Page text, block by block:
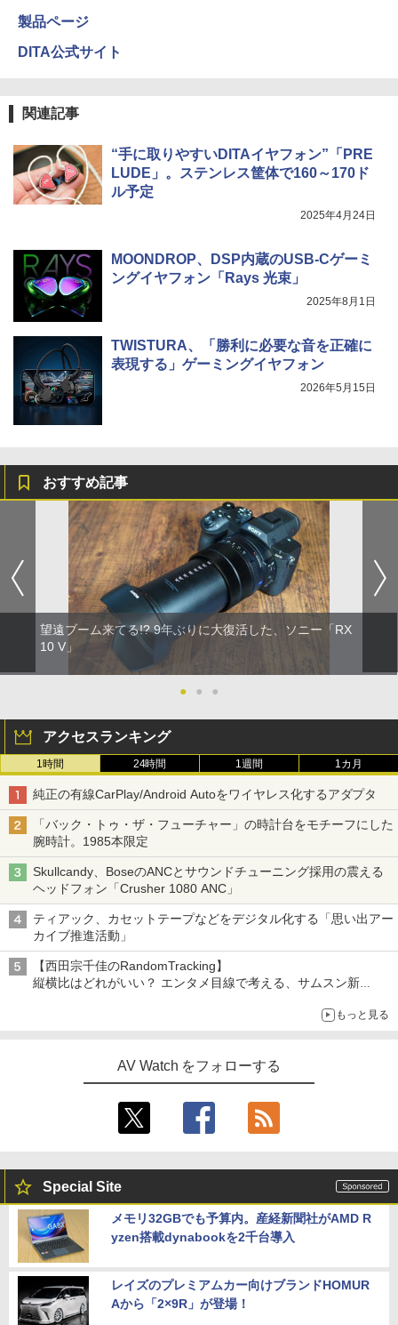
製品ページ
DITA公式サイト
関連記事
“手に取りやすいDITAイヤフォン”「PRE
LUDE」。ステンレス筐体で160～170ド
ル予定
2025年4月24日
MOONDROP、DSP内蔵のUSB-Cゲーミ
ングイヤフォン「Rays 光束」
2025年8月1日
TWISTURA、「勝利に必要な音を正確に
表現する」ゲーミングイヤフォン
2026年5月15日
おすすめ記事
望遠ブーム来てる!? 9年ぶりに大復活した、ソニー「RX
10 V」
● ● ●
アクセスランキング
1時間 24時間 1週間 1カ月
純正の有線CarPlay/Android Autoをワイヤレス化するアダプタ
「バック・トゥ・ザ・フューチャー」の時計台をモチーフにした
腕時計。1985本限定
Skullcandy、BoseのANCとサウンドチューニング採用の震える
ヘッドフォン「Crusher 1080 ANC」
ティアック、カセットテープなどをデジタル化する「思い出アー
カイブ推進活動」
【西田宗千佳のRandomTracking】
縦横比はどれがいい？ エンタメ目線で考える、サムスン新
もっと見る
AV Watch をフォローする
Special Site
メモリ32GBでも予算内。産経新聞社がAMD R
yzen搭載dynabookを2千台導入
レイズのプレミアムカー向けブランドHOMUR
Aから「2×9R」が登場！